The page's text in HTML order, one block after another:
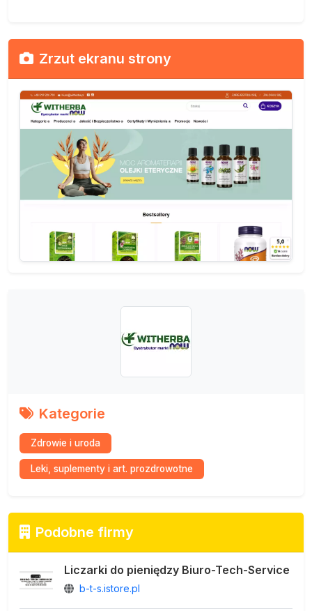
Zrzut ekranu strony
Kategorie
Zdrowie i uroda
Leki, suplementy i art. prozdrowotne
Podobne firmy
Liczarki do pieniędzy Biuro-Tech-Service
b-t-s.istore.pl